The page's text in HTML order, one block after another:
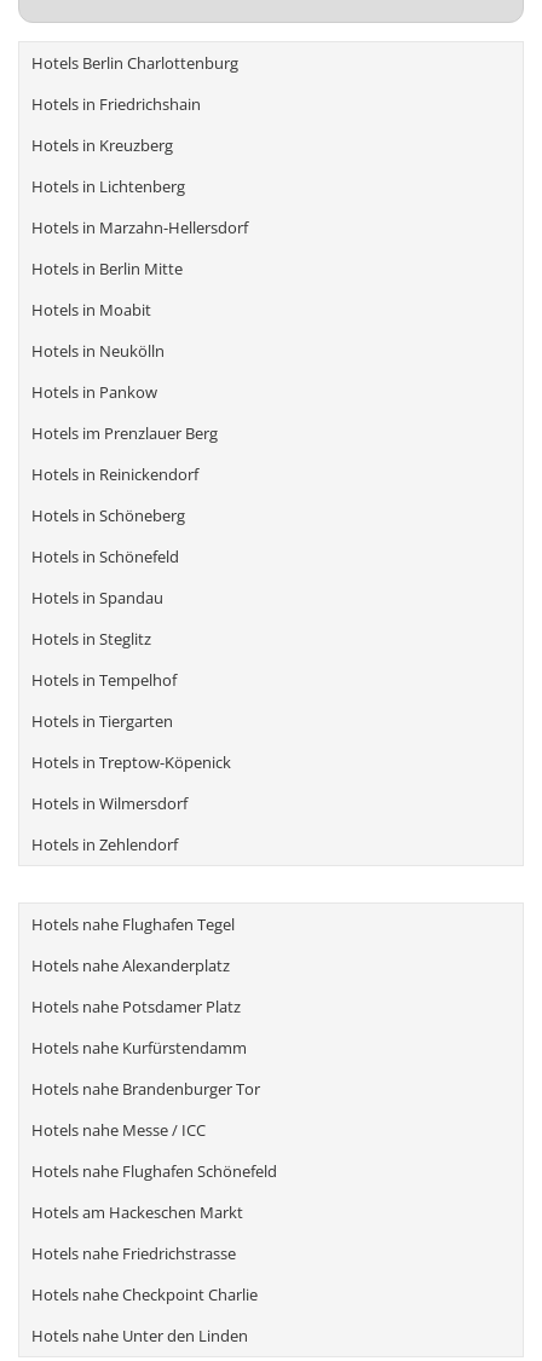
Hotels Berlin Charlottenburg
Hotels in Friedrichshain
Hotels in Kreuzberg
Hotels in Lichtenberg
Hotels in Marzahn-Hellersdorf
Hotels in Berlin Mitte
Hotels in Moabit
Hotels in Neukölln
Hotels in Pankow
Hotels im Prenzlauer Berg
Hotels in Reinickendorf
Hotels in Schöneberg
Hotels in Schönefeld
Hotels in Spandau
Hotels in Steglitz
Hotels in Tempelhof
Hotels in Tiergarten
Hotels in Treptow-Köpenick
Hotels in Wilmersdorf
Hotels in Zehlendorf
Hotels nahe Flughafen Tegel
Hotels nahe Alexanderplatz
Hotels nahe Potsdamer Platz
Hotels nahe Kurfürstendamm
Hotels nahe Brandenburger Tor
Hotels nahe Messe / ICC
Hotels nahe Flughafen Schönefeld
Hotels am Hackeschen Markt
Hotels nahe Friedrichstrasse
Hotels nahe Checkpoint Charlie
Hotels nahe Unter den Linden